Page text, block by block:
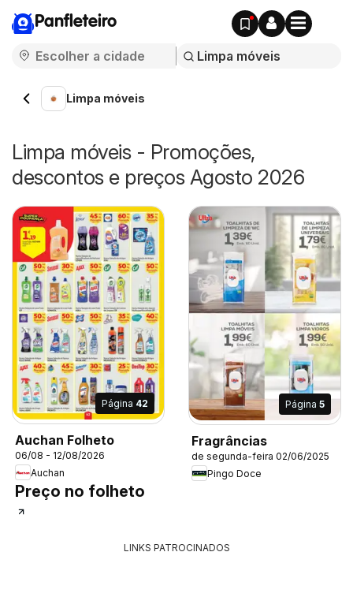
Panfleteiro
Limpa móveis
Limpa móveis - Promoções,
descontos e preços Agosto 2026
Página 42
Auchan Folheto
06/08 - 12/08/2026
Auchan
Preço no folheto
Página 5
Fragrâncias
de segunda-feira 02/06/2025
Pingo Doce
LINKS PATROCINADOS